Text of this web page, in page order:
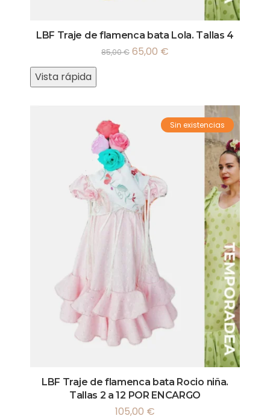
LBF Traje de flamenca bata Lola. Tallas 4
85,00€ 65,00 €
Vista rápida
Sin existencias
LBF Traje de flamenca bata Rocio niña.
Tallas 2 a 12 POR ENCARGO
105,00 €